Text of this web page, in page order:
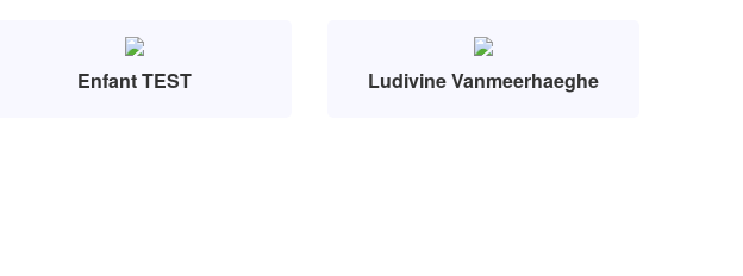
Enfant TEST Ludivine Vanmeerhaeghe